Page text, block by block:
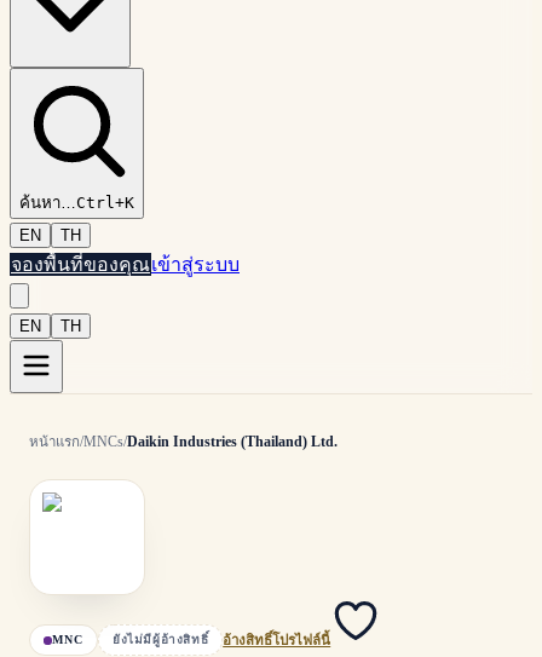
ค้นหา…Ctrl+K
EN
TH
จองพื้นที่ของคุณเข้าสู่ระบบ
EN TH
หน้าแรก/MNCs/Daikin Industries (Thailand) Ltd.
MNC ยังไม่มีผู้อ้างสิทธิ์ อ้างสิทธิ์โปรไฟล์นี้